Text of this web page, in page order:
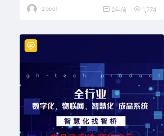
zbeol 2年前 1,774